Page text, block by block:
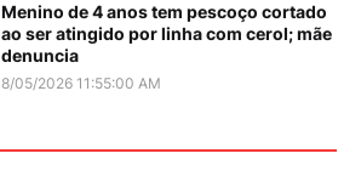
Menino de 4 anos tem pescoço cortado
ao ser atingido por linha com cerol; mãe
denuncia
8/05/2026 11:55:00 AM